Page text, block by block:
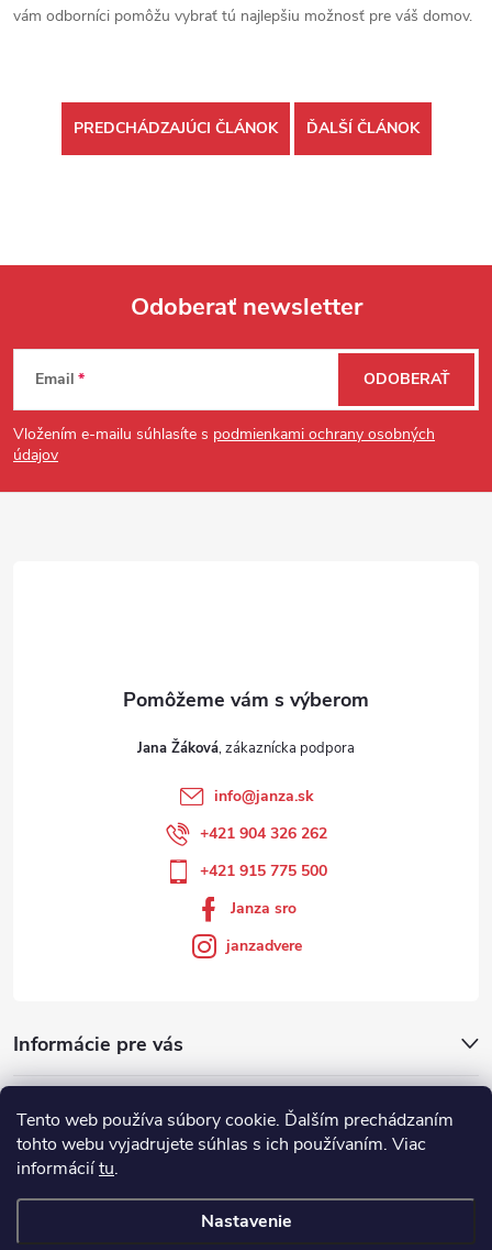
Tento web používa súbory cookie. Ďalším prechádzaním
tohto webu vyjadrujete súhlas s ich používaním. Viac
informáciítu.
Nastavenie
vám odborníci pomôžu vybrať tú najlepšiu možnosť pre váš domov.
PREDCHÁDZAJÚCI ČLÁNOK ĎALŠÍ ČLÁNOK
Zápätie
Odoberať newsletter
Email
Vložením e-mailu súhlasíte s podmienkami ochrany osobných
údajov
ODOBERAŤ
Informácie pre vás
Jana Žáková
info@janza.sk
+421 904 326 262
+421 915 775 500
Janza sro
janzadvere
Showroom